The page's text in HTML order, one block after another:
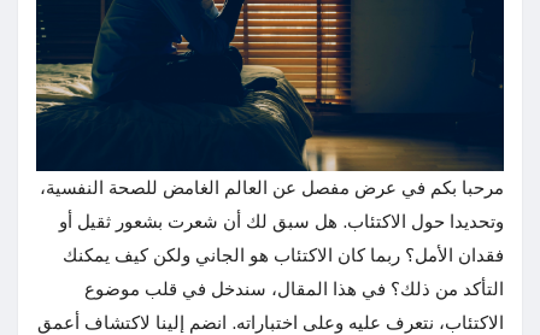
مرحبا بكم في عرض مفصل عن العالم الغامض للصحة النفسية،
وتحديدا حول الاكتئاب. هل سبق لك أن شعرت بشعور ثقيل أو
فقدان الأمل؟ ربما كان الاكتئاب هو الجاني ولكن كيف يمكنك
التأكد من ذلك؟ في هذا المقال، سندخل في قلب موضوع
الاكتئاب، نتعرف عليه وعلى اختباراته. انضم إلينا لاكتشاف أعمق